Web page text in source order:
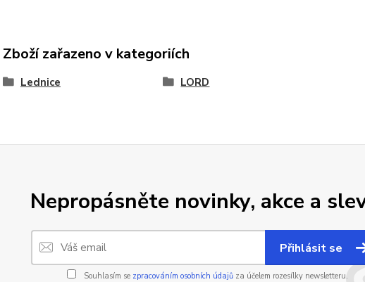
Zboží zařazeno v kategoriích
Lednice LORD
Nepropásněte novinky, akce a
Přihlásit se
Souhlasím se zpracováním osobních údajůza účelem rozesílky newsletteru.